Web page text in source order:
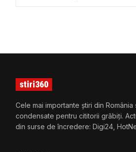
întâlnească cei patru
stiri360
Cele mai importante știri din România
condensate pentru cititorii grăbiți.
din surse de încredere: Digi24,